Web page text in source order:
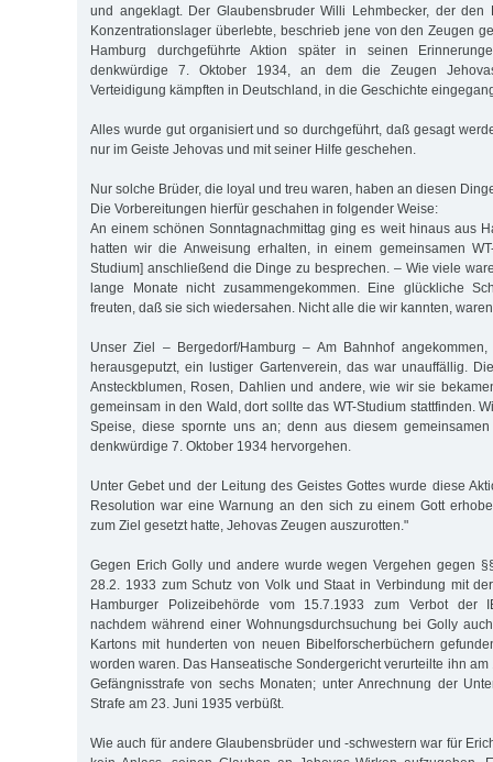
und angeklagt. Der Glaubensbruder Willi Lehmbecker, der den
Konzentrationslager überlebte, beschrieb jene von den Zeugen
Hamburg durchgeführte Aktion später in seinen
denkwürdige 7. Oktober 1934, an dem die Zeugen
Verteidigung kämpften in Deutschland, in die Geschichte
Alles wurde gut organisiert und so durchgeführt, daß gesagt
nur im Geiste Jehovas und mit seiner Hilfe geschehen.
Nur solche Brüder, die loyal und treu waren, haben an diesen
Die Vorbereitungen hierfür geschahen in folgender Weise:
An einem schönen Sonntagnachmittag ging es weit hinaus aus
hatten wir die Anweisung erhalten, in einem gemeinsamen WT-
Studium] anschließend die Dinge zu besprechen. – Wie viele
lange Monate nicht zusammengekommen. Eine glückliche
freuten, daß sie sich wiedersahen. Nicht alle die wir kannten,
Unser Ziel – Bergedorf/Hamburg – Am Bahnhof
herausgeputzt, ein lustiger Gartenverein, das war unauffällig.
Ansteckblumen, Rosen, Dahlien und andere, wie wir sie
gemeinsam in den Wald, dort sollte das WT-Studium stattfinden.
Speise, diese spornte uns an; denn aus diesem
denkwürdige 7. Oktober 1934 hervorgehen.
Unter Gebet und der Leitung des Geistes Gottes wurde diese
Resolution war eine Warnung an den sich zu einem Gott
zum Ziel gesetzt hatte, Jehovas Zeugen auszurotten."
Gegen Erich Golly und andere wurde wegen Vergehen gegen
28.2. 1933 zum Schutz von Volk und Staat in Verbindung mit
Hamburger Polizeibehörde vom 15.7.1933 zum Verbot der
nachdem während einer Wohnungsdurchsuchung bei Golly
Kartons mit hunderten von neuen Bibelforscherbüchern
worden waren. Das Hanseatische Sondergericht verurteilte ihn
Gefängnisstrafe von sechs Monaten; unter Anrechnung der
Strafe am 23. Juni 1935 verbüßt.
Wie auch für andere Glaubensbrüder und -schwestern war für